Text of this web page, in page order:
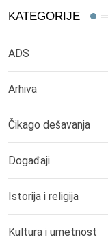
KATEGORIJE
ADS
Arhiva
Čikago dešavanja
Događaji
Istorija i religija
Kultura i umetnost